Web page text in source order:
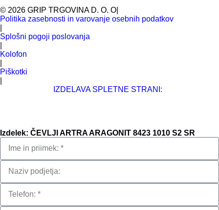
© 2026 GRIP TRGOVINA D. O. O
Politika zasebnosti in varovanje osebnih podatkov
Splošni pogoji poslovanja
Kolofon
Piškotki
IZDELAVA SPLETNE STRANI:
Izdelek: ČEVLJI ARTRA ARAGONIT 8423 1010 S2 SR